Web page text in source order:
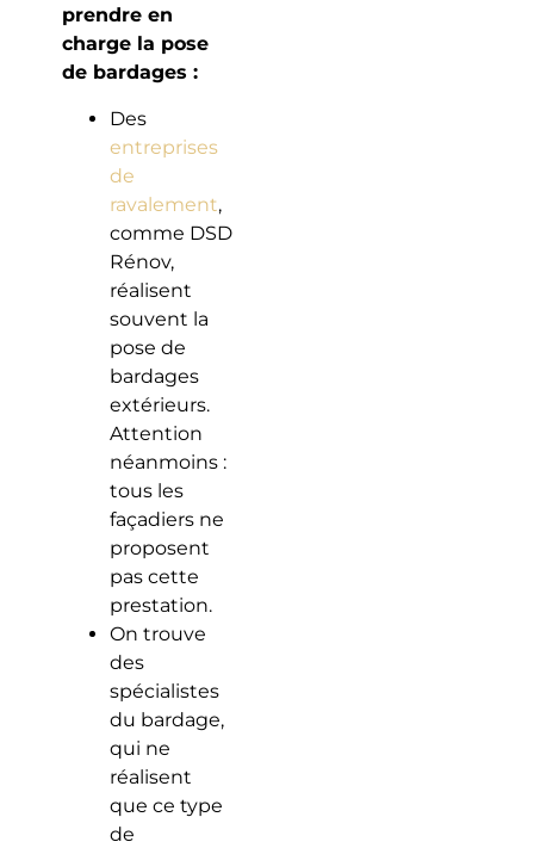
prendre en
charge la pose
de bardages :
Des
entreprises
de
ravalement,
comme DSD
Rénov,
réalisent
souvent la
pose de
bardages
extérieurs.
Attention
néanmoins :
tous les
façadiers ne
proposent
pas cette
prestation.
On trouve
des
spécialistes
du bardage,
qui ne
réalisent
que ce type
de